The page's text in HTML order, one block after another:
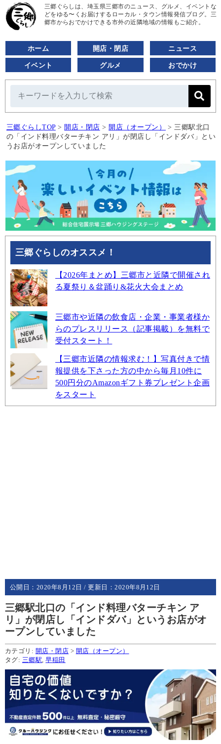
三郷ぐらしは、埼玉県三郷市のニュース、グルメ、イベントな
どをゆる〜くお届けするローカル・タウン情報発信ブログ。三
郷市からおでかけできる市外の近隣地域の情報もご紹介。
ホーム 開店・閉店 ニュース
イベント グルメ おでかけ
三郷ぐらしTOP > 開店・閉店 > 開店（オープン） > 三郷駅北口
の「インド料理バターチキン アリ」が閉店し「インドダバ」とい
うお店がオープンしていました
三郷ぐらしのオススメ！
【2026年まとめ】三郷市と近隣で開催され
る夏祭り＆盆踊り&花火大会まとめ
三郷市や近隣の飲食店・企業・事業者様か
らのプレスリリース（記事掲載）を無料で
受付スタート！
【三郷市近隣の情報求む！】写真付きで情
報提供を下さった方の中から毎月10件に
500円分のAmazonギフト券プレゼント企画
をスタート
公開日： 2020年8月12日 / 更新日：2020年8月12日
三郷駅北口の「インド料理バターチキン ア
リ」が閉店し「インドダバ」というお店がオ
ープンしていました
カテゴリ: 開店・閉店 > 開店（オープン）
タグ: 三郷駅,早稲田